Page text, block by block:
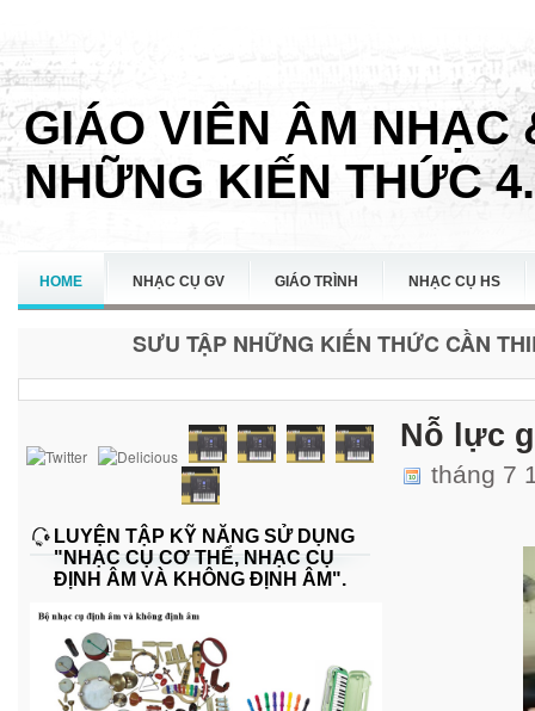
GIÁO VIÊN ÂM NHẠC
NHỮNG KIẾN THỨC
HOME NHẠC CỤ GV GIÁO TRÌNH NHẠC CỤ HS
SƯU TẬP NHỮNG KIẾN THỨC CẦN
LUYỆN TẬP KỸ NĂNG SỬ DỤNG
"NHẠC CỤ CƠ THỂ, NHẠC CỤ
ĐỊNH ÂM VÀ KHÔNG ĐỊNH ÂM".
Nỗ lực
tháng 7